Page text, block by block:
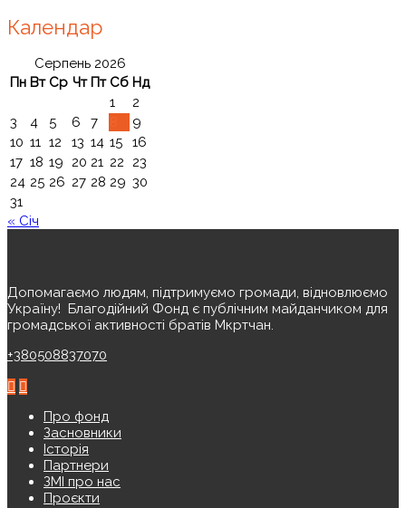
Календар
Серпень 2026
Пн Вт Ср Чт Пт Сб Нд
1
2
3
4 5 6 7
9
10 11 12 13 14 15
16
17 18 19 20 21 22
23
24 25 26 27 28 29 30
31
« Січ
Допомагаємо людям, підтримуємо громади, відновлюємо
Україну! ️ Благодійний Фонд є публічним майданчиком для
громадської активності братів Мкртчан.
+380508837070
Про фонд
Засновники
Історія
Партнери
ЗМІ про нас
Проєкти